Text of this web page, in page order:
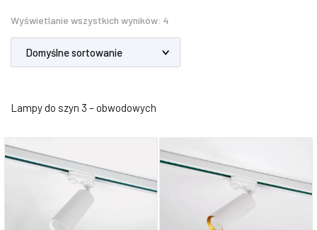
Wyświetlanie wszystkich wyników: 4
Lampy do szyn 3 – obwodowych